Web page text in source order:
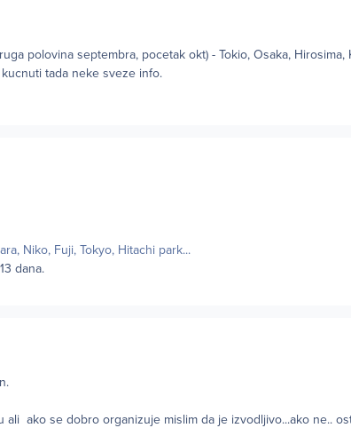
polovina septembra, pocetak okt) - Tokio, Osaka, Hirosima,
tada neke sveze info.
Niko, Fuji, Tokyo, Hitachi park...
dana.
ali ako se dobro organizuje mislim da je izvodljivo...ako ne..